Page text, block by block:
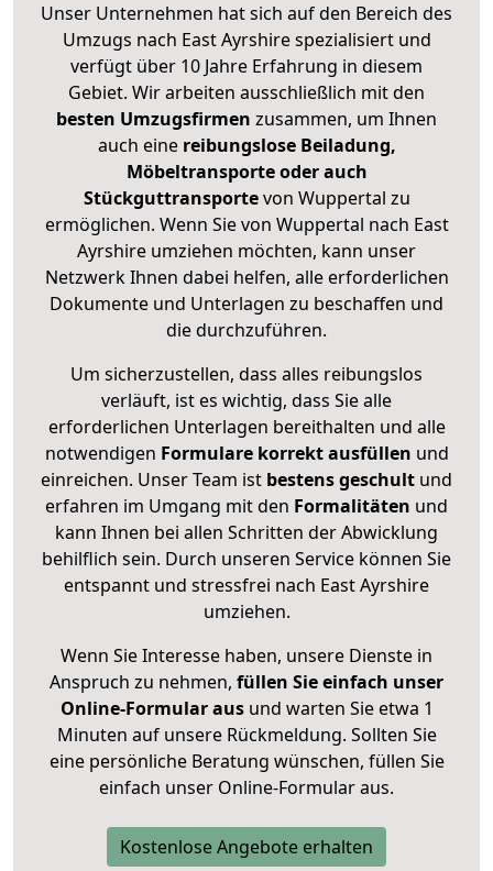
Unser Unternehmen hat sich auf den Bereich des
Umzugs nach East Ayrshire spezialisiert und
verfügt über 10 Jahre Erfahrung in diesem
Gebiet. Wir arbeiten ausschließlich mit den
besten Umzugsfirmen zusammen, um Ihnen
auch eine reibungslose Beiladung,
Möbeltransporte oder auch
Stückguttransportevon Wuppertal zu
ermöglichen. Wenn Sie von Wuppertal nach East
Ayrshire umziehen möchten, kann unser
Netzwerk Ihnen dabei helfen, alle erforderlichen
Dokumente und Unterlagen zu beschaffen und
die durchzuführen.
Um sicherzustellen, dass alles reibungslos
verläuft, ist es wichtig, dass Sie alle
erforderlichen Unterlagen bereithalten und alle
notwendigen Formulare korrekt ausfüllen und
einreichen. Unser Team ist bestens geschult und
erfahren im Umgang mit den Formalitäten und
kann Ihnen bei allen Schritten der Abwicklung
behilflich sein. Durch unseren Service können Sie
entspannt und stressfrei nach East Ayrshire
umziehen.
Wenn Sie Interesse haben, unsere Dienste in
Anspruch zu nehmen, füllen Sie einfach unser
Online-Formular ausund warten Sie etwa 1
Minuten auf unsere Rückmeldung. Sollten Sie
eine persönliche Beratung wünschen, füllen Sie
einfach unser Online-Formular aus.
Kostenlose Angebote erhalten